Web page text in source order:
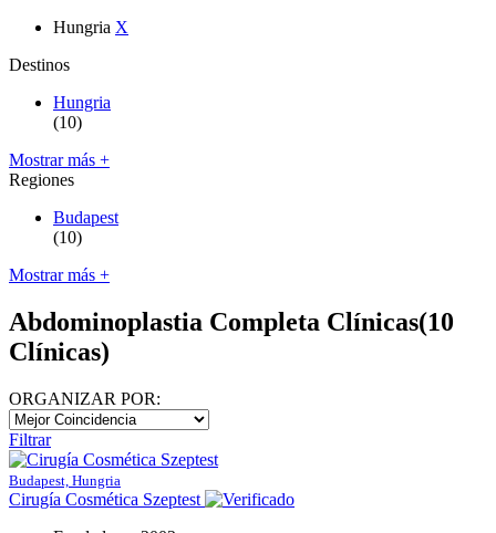
Hungria X
Destinos
Hungria
(10)
Mostrar más +
Regiones
Budapest
(10)
Mostrar más +
Abdominoplastia Completa Clínicas(10
Clínicas)
ORGANIZAR POR:
Filtrar
Budapest, Hungria
Cirugía Cosmética Szeptest